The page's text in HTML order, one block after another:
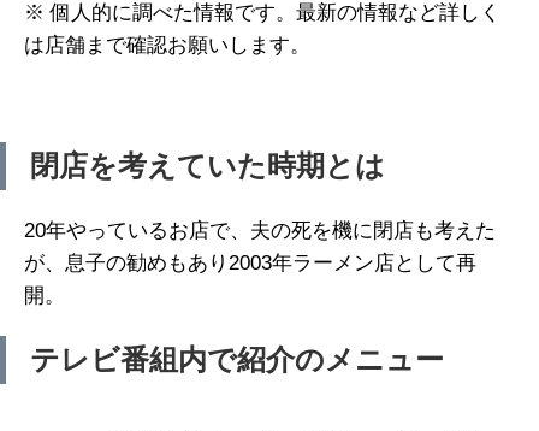
※ 個人的に調べた情報です。最新の情報など詳しく
は店舗まで確認お願いします。
閉店を考えていた時期とは
20年やっているお店で、夫の死を機に閉店も考えた
が、息子の勧めもあり2003年ラーメン店として再
開。
テレビ番組内で紹介のメニュー